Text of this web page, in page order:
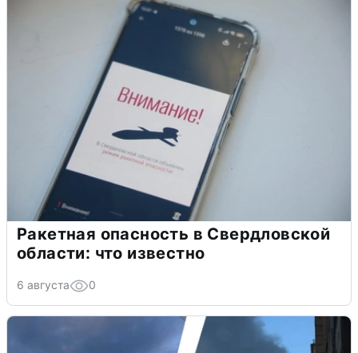
Ракетная опасность в Свердловской
области: что известно
6 августа 0